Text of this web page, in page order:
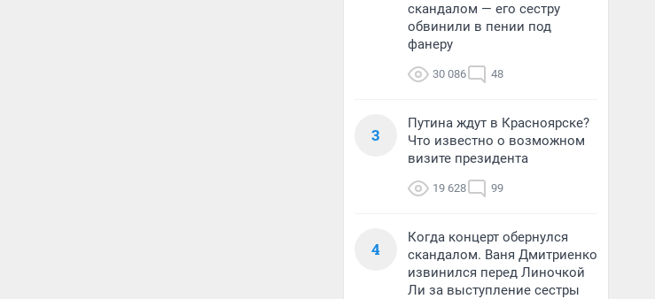
скандалом — его сестру
обвинили в пении под
фанеру
30 086 48
3
Путина ждут в Красноярске?
Что известно о возможном
визите президента
19 628 99
4
Когда концерт обернулся
скандалом. Ваня Дмитриенко
извинился перед Линочкой
Ли за выступление сестры